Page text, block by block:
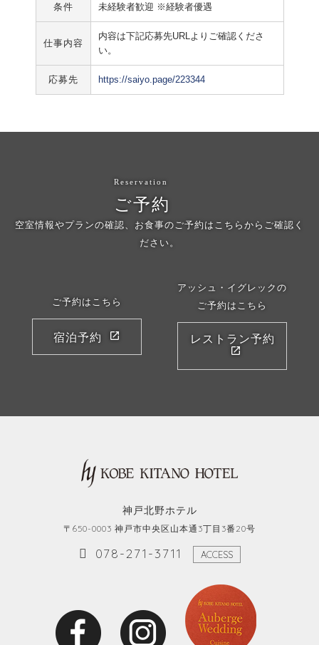
条件 未経験者歓迎 ※経験者優遇
仕事内容
内容は下記応募先URLよりご確認くださ
い。
応募先 https://saiyo.page/223344
ご予約
Reservation
空室情報やプランの確認、お食事のご予約はこちらからご確認く
ださい。
ご予約はこちら
宿泊予約
アッシュ・イグレックの
ご予約はこちら
レストラン予約
神戸北野ホテル
〒650-0003 神戸市中央区山本通3丁目3番20号
078-271-3711 ACCESS